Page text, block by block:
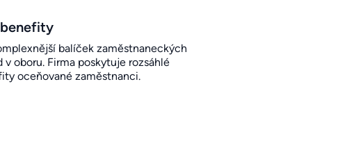
balíček zaměstnaneckých
v oboru. Firma poskytuje rozsáhlé
oceňované zaměstnanci.